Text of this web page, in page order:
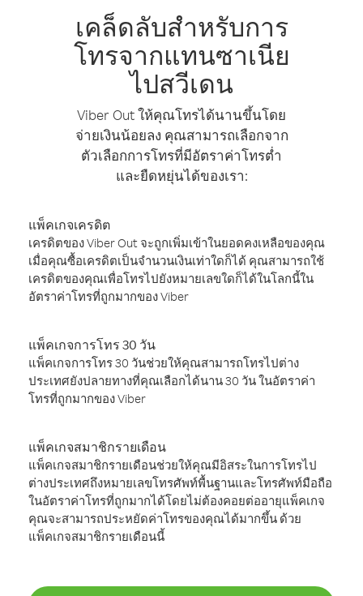
เคล็ดลับสำหรับการ
โทรจากแทนซาเนีย
ไปสวีเดน
Viber Out ให้คุณโทรได้นานขึ้นโดย
จ่ายเงินน้อยลง คุณสามารถเลือกจาก
ตัวเลือกการโทรที่มีอัตราค่าโทรต่ำ
และยืดหยุ่นได้ของเรา:
แพ็คเกจเครดิต
เครดิตของ Viber Out จะถูกเพิ่มเข้าในยอดคงเหลือของคุณ
เมื่อคุณซื้อเครดิตเป็นจำนวนเงินเท่าใดก็ได้ คุณสามารถใช้
เครดิตของคุณเพื่อโทรไปยังหมายเลขใดก็ได้ในโลกนี้ใน
อัตราค่าโทรที่ถูกมากของ Viber
แพ็คเกจการโทร 30 วัน
แพ็คเกจการโทร 30 วันช่วยให้คุณสามารถโทรไปต่าง
ประเทศยังปลายทางที่คุณเลือกได้นาน 30 วัน ในอัตราค่า
โทรที่ถูกมากของ Viber
แพ็คเกจสมาชิกรายเดือน
แพ็คเกจสมาชิกรายเดือนช่วยให้คุณมีอิสระในการโทรไป
ต่างประเทศถึงหมายเลขโทรศัพท์พื้นฐานและโทรศัพท์มือถือ
ในอัตราค่าโทรที่ถูกมากได้โดยไม่ต้องคอยต่ออายุแพ็คเกจ
คุณจะสามารถประหยัดค่าโทรของคุณได้มากขึ้น ด้วย
แพ็คเกจสมาชิกรายเดือนนี้